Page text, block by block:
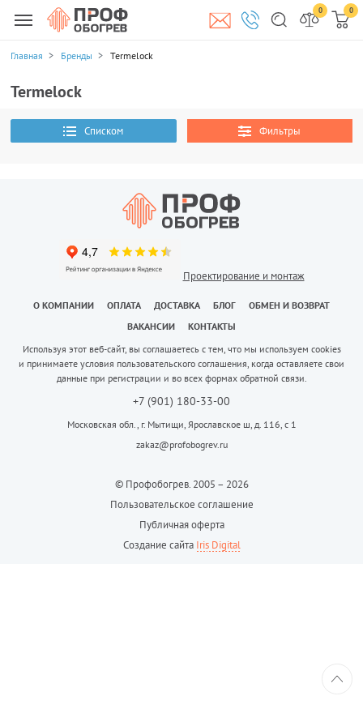
0 0
Главная Бренды Termelock
Termelock
Списком Фильтры
Проектирование и монтаж
О КОМПАНИИ ОПЛАТА ДОСТАВКА БЛОГ
ОБМЕН И ВОЗВРАТ
ВАКАНСИИ
КОНТАКТЫ
Используя этот веб-сайт, вы соглашаетесь с тем, что мы используем cookies
и принимаете условия пользовательского соглашения, когда оставляете свои
данные при регистрации и во всех формах обратной связи.
+7 (901) 180-33-00
Московская обл., г. Мытищи, Ярославское ш, д. 116, с 1
zakaz@profobogrev.ru
© Профобогрев. 2005 – 2026
Пользовательское соглашение
Публичная оферта
Создание сайта Iris Digital